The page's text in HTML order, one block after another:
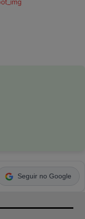
Seguir no Google